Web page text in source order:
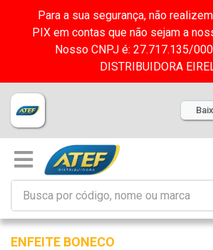
Para a sua segurança, não
PIX em contas que não sejam a
Nosso CNPJ é: 27.717.135/
DISTRIBUIDORA
ENFEITE BONECO